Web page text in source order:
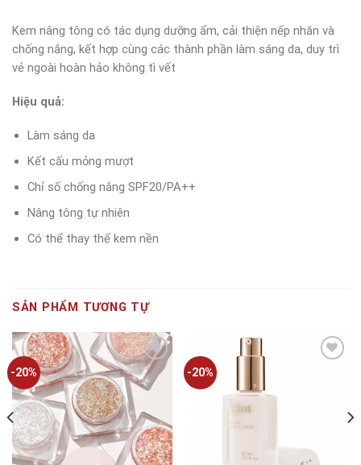
Kem nâng tông có tác dụng dưỡng ẩm, cải thiện nếp nhăn và
chống nắng, kết hợp cùng các thành phần làm sáng da, duy trì
vẻ ngoài hoàn hảo không tì vết
Hiệu quả:
Làm sáng da
Kết cấu mỏng mượt
Chỉ số chống nắng SPF20/PA++
Nâng tông tự nhiên
Có thể thay thế kem nền
SẢN PHẨM TƯƠNG TỰ
-20%
wishlist
-20%